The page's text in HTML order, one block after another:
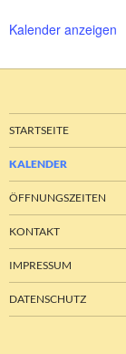
Kalender anzeigen
STARTSEITE
KALENDER
ÖFFNUNGSZEITEN
KONTAKT
IMPRESSUM
DATENSCHUTZ